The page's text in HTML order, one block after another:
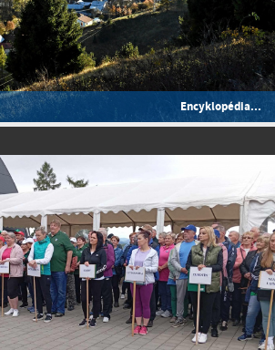
Encyklopédia...